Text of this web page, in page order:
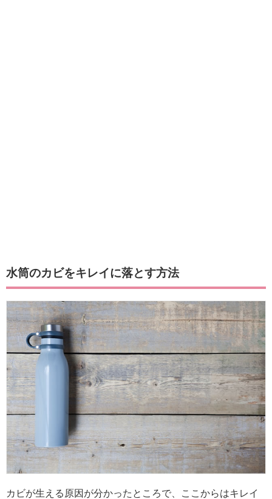
水筒のカビをキレイに落とす方法
カビが生える原因が分かったところで、ここからはキレイ